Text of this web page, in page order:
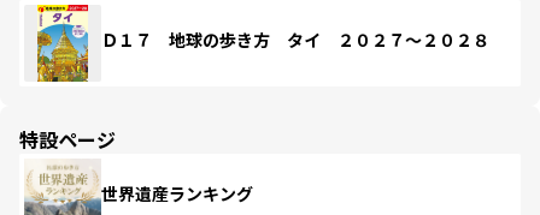
Ｄ１７ 地球の歩き方 タイ ２０２７～２０２８
特設ページ
世界遺産ランキング